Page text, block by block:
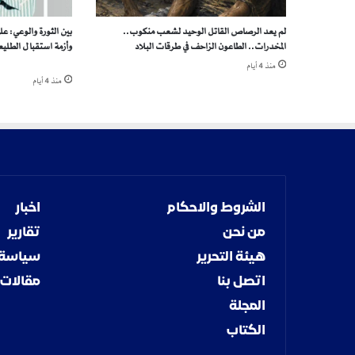
و
م
ن
ظ
لم يعد الرصاص القاتل الوحيد لشعب منكوب..
المخدرات.. الطاعون الزاحف في طرقات البلاد
منذ 4 أيام
بين الثورة والوعي:
وأزمة استقبال
منذ 4 أيام
الشروط والاحكام
من نحن
هيئة التحرير
اتصل بنا
المجلة
الكتاب
اخبار
تقارير
مقالات